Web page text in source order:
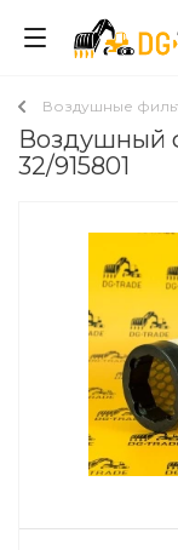
Воздушные
Воздушный
32/915801